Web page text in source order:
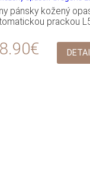
pánsky kožený
prackou